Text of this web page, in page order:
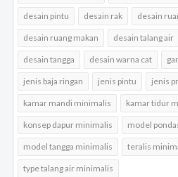
desain pintu desain rak desain
desain ruang makan desain talang air
desain tangga desain warna cat
jenis baja ringan jenis pintu jenis
kamar mandi minimalis kamar tidur
konsep dapur minimalis model
model tangga minimalis teralis
type talang air minimalis